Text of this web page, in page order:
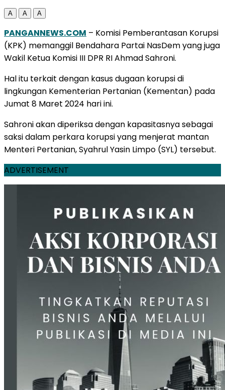
A A A
PANGANNEWS.COM – Komisi Pemberantasan Korupsi
(KPK) memanggil Bendahara Partai NasDem yang juga
Wakil Ketua Komisi III DPR RI Ahmad Sahroni.
Hal itu terkait dengan kasus dugaan korupsi di
lingkungan Kementerian Pertanian (Kementan) pada
Jumat 8 Maret 2024 hari ini.
Sahroni akan diperiksa dengan kapasitasnya sebagai
saksi dalam perkara korupsi yang menjerat mantan
Menteri Pertanian, Syahrul Yasin Limpo (SYL) tersebut.
ADVERTISEMENT